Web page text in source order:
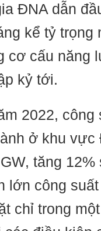
ĐNA dẫn
kể tỷ trọng
cơ cấu năng
kỷ tới.
2022, công
ở khu
tăng
lớn công
chỉ trong